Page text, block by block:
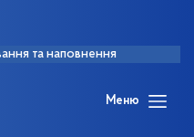
та наповнення
Меню